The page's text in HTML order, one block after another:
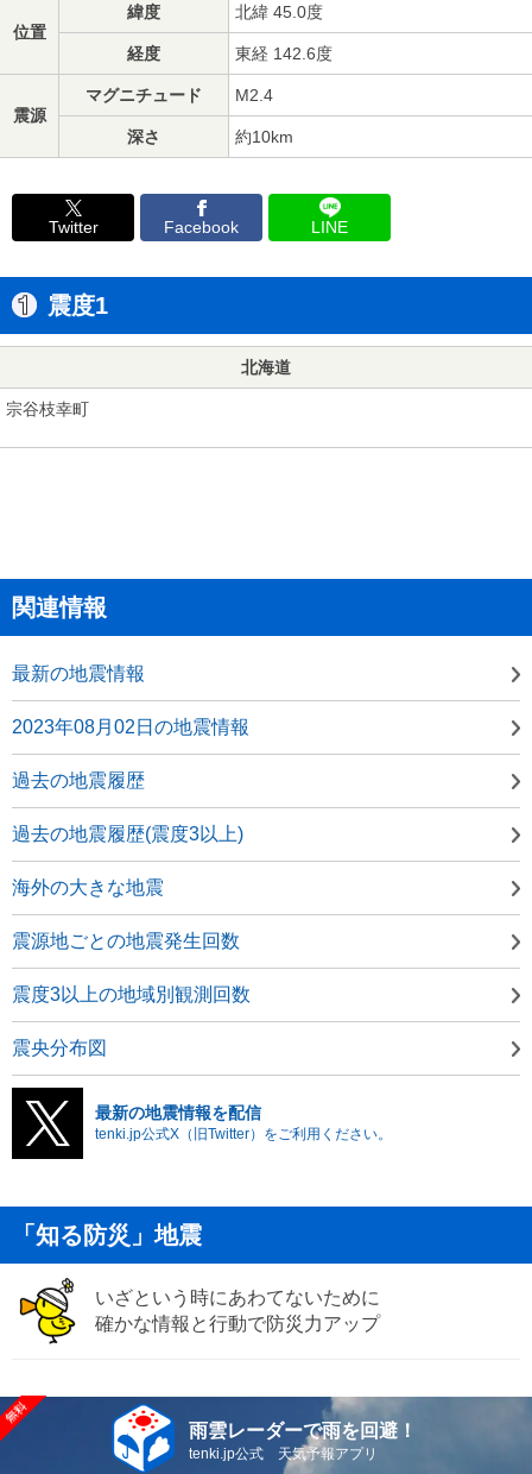
位置
緯度 北緯 45.0度
経度 東経 142.6度
震源
マグニチュード M2.4
深さ 約10km
Twitter Facebook LINE
震度1
北海道
宗谷枝幸町
関連情報
最新の地震情報
2023年08月02日の地震情報
過去の地震履歴
過去の地震履歴(震度3以上)
海外の大きな地震
震源地ごとの地震発生回数
震度3以上の地域別観測回数
震央分布図
最新の地震情報を配信
tenki.jp公式X（旧Twitter）をご利用ください。
「知る防災」地震
いざという時にあわてないために
確かな情報と行動で防災力アップ
雨雲レーダーで雨を回避！
tenki.jp公式 天気予報アプリ